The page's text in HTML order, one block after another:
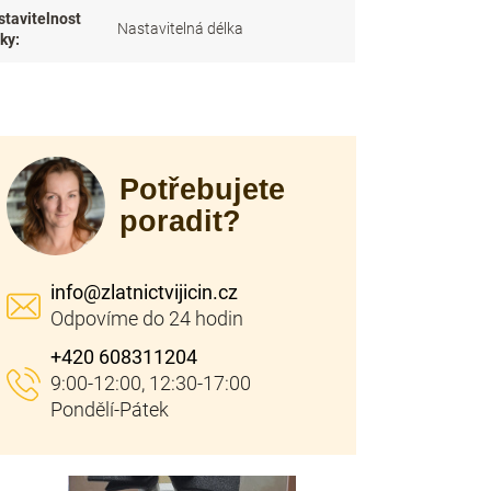
:
Nastavitelná délka
Potřebujete
poradit?
info@zlatnictvijicin.cz
+420 608311204